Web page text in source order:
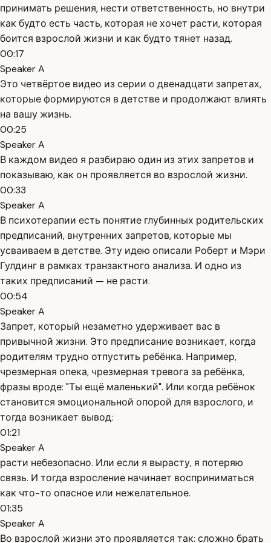
принимать решения, нести ответственность, но внутри
как будто есть часть, которая не хочет расти, которая
боится взрослой жизни и как будто тянет назад.
00:17
Speaker A
Это четвёртое видео из серии о двенадцати запретах,
которые формируются в детстве и продолжают влиять
на вашу жизнь.
00:25
Speaker A
В каждом видео я разбираю один из этих запретов и
показываю, как он проявляется во взрослой жизни.
00:33
Speaker A
В психотерапии есть понятие глубинных родительских
предписаний, внутренних запретов, которые мы
усваиваем в детстве. Эту идею описали Роберт и Мэри
Гулдинг в рамках транзактного анализа. И одно из
таких предписаний — не расти.
00:54
Speaker A
Запрет, который незаметно удерживает вас в
привычной жизни. Это предписание возникает, когда
родителям трудно отпустить ребёнка. Например,
чрезмерная опека, чрезмерная тревога за ребёнка,
фразы вроде: "Ты ещё маленький". Или когда ребёнок
становится эмоциональной опорой для взрослого, и
тогда возникает вывод:
01:21
Speaker A
расти небезопасно. Или если я вырасту, я потеряю
связь. И тогда взросление начинает восприниматься
как что-то опасное или нежелательное.
01:35
Speaker A
Во взрослой жизни это проявляется так: сложно брать